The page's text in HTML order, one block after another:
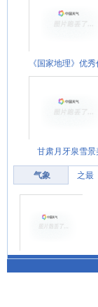
《国家地理》优秀
甘肃月牙泉雪景
气象 之最